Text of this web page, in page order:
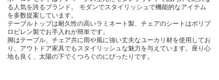
る人気を誇るブランド。 モダンでスタイリッシュで機能的なアイテム
を多数提案しています。
テーブルトップは耐久性の高いラミネート製、チェアのシートはポリプ
ロピレン製でお手入れが簡単です。
脚はテーブル、チェア共に雨や風に強い丈夫なユーカリ材を使用してお
り、アウトドア家具でもスタイリッシュな魅力を与えています。座り心
地も良く、太陽の下でくつろぐのにぴったりです。